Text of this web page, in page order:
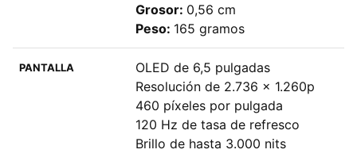
Grosor: 0,56 cm
Peso: 165 gramos
PANTALLA
OLED de 6,5 pulgadas
Resolución de 2.736 x 1.260p
460 píxeles por pulgada
120 Hz de tasa de refresco
Brillo de hasta 3.000 nits